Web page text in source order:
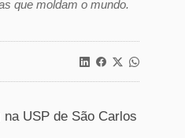
que moldam o mundo.
USP de São Carlos